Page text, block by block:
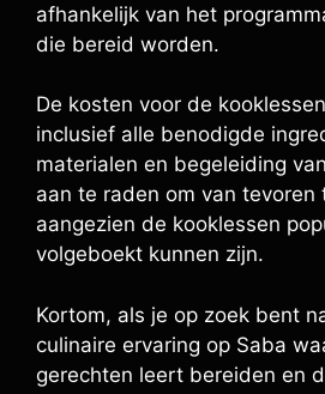
afhankelijk van het
die bereid worden.
De kosten voor de
inclusief alle benodigde
materialen en begeleiding
aan te raden om van tevoren
aangezien de kooklessen
volgeboekt kunnen zijn.
Kortom, als je op zoek bent
culinaire ervaring op Saba
gerechten leert bereiden en